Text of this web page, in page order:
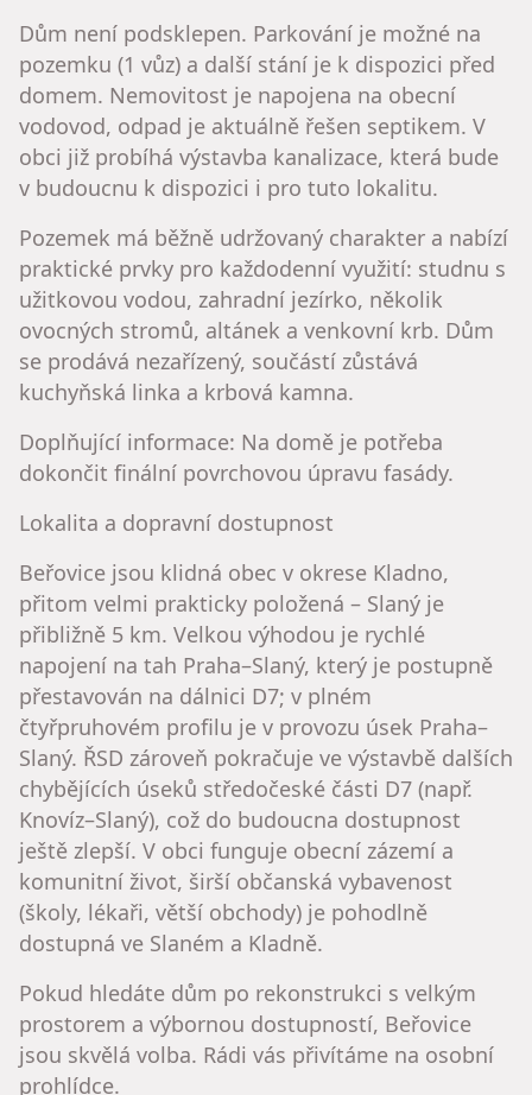
Dům není podsklepen. Parkování je možné na
pozemku (1 vůz) a další stání je k dispozici před
domem. Nemovitost je napojena na obecní
vodovod, odpad je aktuálně řešen septikem. V
obci již probíhá výstavba kanalizace, která bude
v budoucnu k dispozici i pro tuto lokalitu.
Pozemek má běžně udržovaný charakter a nabízí
praktické prvky pro každodenní využití: studnu s
užitkovou vodou, zahradní jezírko, několik
ovocných stromů, altánek a venkovní krb. Dům
se prodává nezařízený, součástí zůstává
kuchyňská linka a krbová kamna.
Doplňující informace: Na domě je potřeba
dokončit finální povrchovou úpravu fasády.
Lokalita a dopravní dostupnost
Beřovice jsou klidná obec v okrese Kladno,
přitom velmi prakticky položená – Slaný je
přibližně 5 km. Velkou výhodou je rychlé
napojení na tah Praha–Slaný, který je postupně
přestavován na dálnici D7; v plném
čtyřpruhovém profilu je v provozu úsek Praha–
Slaný. ŘSD zároveň pokračuje ve výstavbě dalších
chybějících úseků středočeské části D7 (např.
Knovíz–Slaný), což do budoucna dostupnost
ještě zlepší. V obci funguje obecní zázemí a
komunitní život, širší občanská vybavenost
(školy, lékaři, větší obchody) je pohodlně
dostupná ve Slaném a Kladně.
Pokud hledáte dům po rekonstrukci s velkým
prostorem a výbornou dostupností, Beřovice
jsou skvělá volba. Rádi vás přivítáme na osobní
prohlídce.